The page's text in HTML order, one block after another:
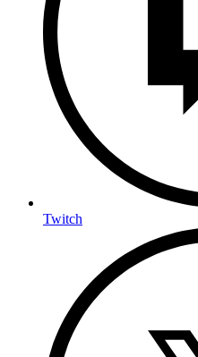
Twitch